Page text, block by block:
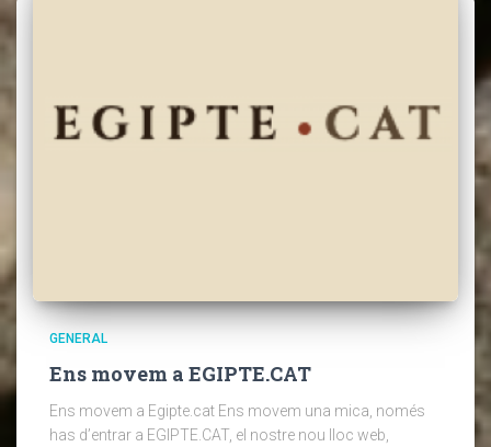
GENERAL
Ens movem a EGIPTE.CAT
Ens movem a Egipte.cat Ens movem una mica, només
has d’entrar a EGIPTE.CAT, el nostre nou lloc web,